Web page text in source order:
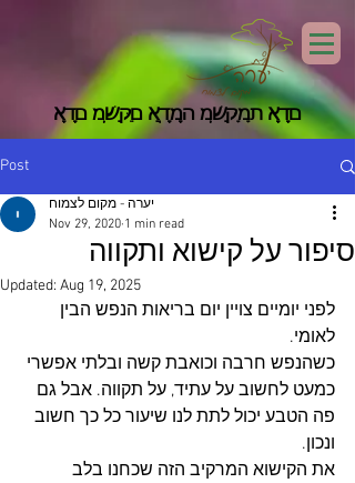
אָדָם מְשַׁקֵּם אֲדָמָה מְשַׁקֶּמֶת אָדָם
אָדָם מְשַׁקֵּם אֲדָמָה מְשַׁקֶּמֶת אָדָם
Post
סיפור על קישוא ותקווה
יערה - מקום לצמוח
Nov 29, 2020 1 min read
Updated: Aug 19, 2025
לפני יומיים צויין יום בריאות הנפש הבין
לאומי.
כשהנפש חרבה וכואבת קשה ובלתי אפשרי
כמעט לחשוב על עתיד, על תקווה. אבל גם
פה הטבע יכול לתת לנו שיעור כל כך חשוב
ונכון.
את הקישוא המרקיב הזה שכחנו בלב